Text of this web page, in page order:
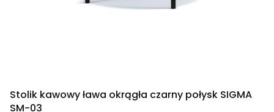
Stolik kawowy ława okrągła czarny połysk SIGMA
SM-03